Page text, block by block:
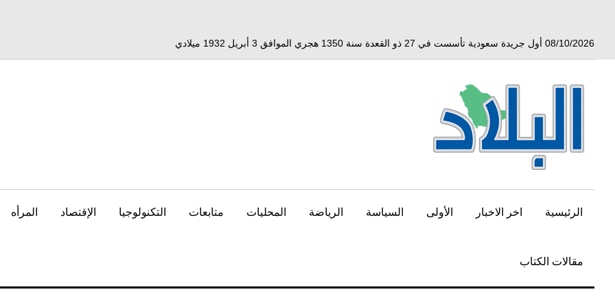
08/10/2026 أول جريدة سعودية تأسست في 27 ذو القعدة سنة 1350 هجري الموافق 3 أبريل 1932 ميلادي
الرئيسية اخر الاخبار الأولى السياسة الرياضة المحليات متابعات التكنولوجيا الإقتصاد المرأه
مقالات الكتاب